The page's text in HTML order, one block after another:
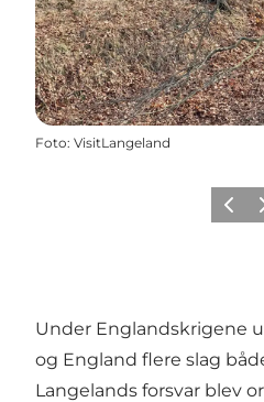
Foto: VisitLangeland
Forrige
Under Englandskrigene
og England flere slag
Langelands forsvar blev